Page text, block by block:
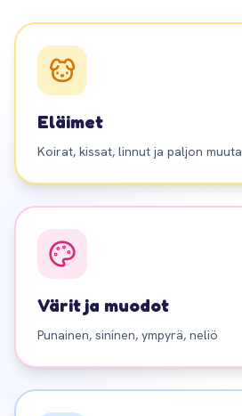
Eläimet
Koirat, kissat, linnut ja paljon muuta
Värit ja muodot
Punainen, sininen, ympyrä, neliö